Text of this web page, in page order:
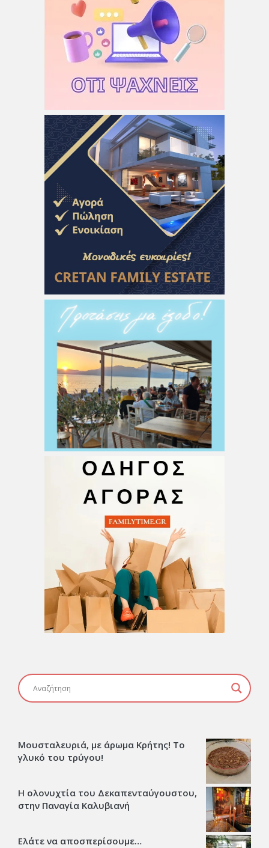
Μουσταλευριά, με άρωμα Κρήτης! Το
γλυκό του τρύγου!
Η ολονυχτία του Δεκαπενταύγουστου,
στην Παναγία Καλυβιανή
Ελάτε να αποσπερίσουμε…